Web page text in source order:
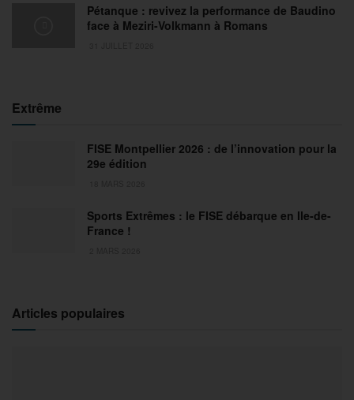
Pétanque : revivez la performance de Baudino
face à Meziri-Volkmann à Romans
Extrême
FISE Montpellier 2026 : de l’innovation pour la
29e édition
Sports Extrêmes : le FISE débarque en Ile-de-
France !
Articles populaires